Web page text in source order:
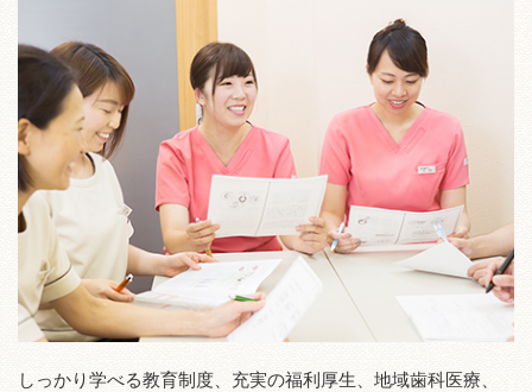
しっかり学べる教育制度、充実の福利厚生、地域歯科医療、